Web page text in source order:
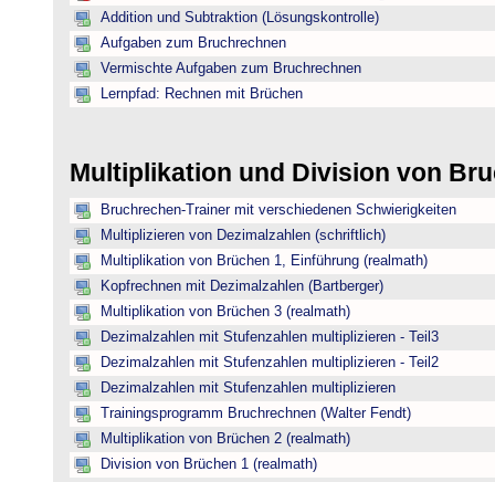
Addition und Subtraktion (Lösungskontrolle)
Aufgaben zum Bruchrechnen
Vermischte Aufgaben zum Bruchrechnen
Lernpfad: Rechnen mit Brüchen
Multiplikation und Division von
Bruchrechen-Trainer mit verschiedenen Schwierigkeiten
Multiplizieren von Dezimalzahlen (schriftlich)
Multiplikation von Brüchen 1, Einführung (realmath)
Kopfrechnen mit Dezimalzahlen (Bartberger)
Multiplikation von Brüchen 3 (realmath)
Dezimalzahlen mit Stufenzahlen multiplizieren - Teil3
Dezimalzahlen mit Stufenzahlen multiplizieren - Teil2
Dezimalzahlen mit Stufenzahlen multiplizieren
Trainingsprogramm Bruchrechnen (Walter Fendt)
Multiplikation von Brüchen 2 (realmath)
Division von Brüchen 1 (realmath)